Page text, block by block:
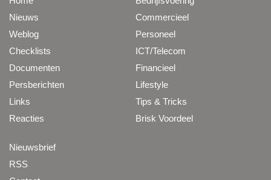
Nieuws
Weblog
Checklists
Documenten
Persberichten
Links
Reacties
Commercieel
Personeel
ICT/Telecom
Financieel
Lifestyle
Tips & Tricks
Brisk Voordeel
Nieuwsbrief
RSS